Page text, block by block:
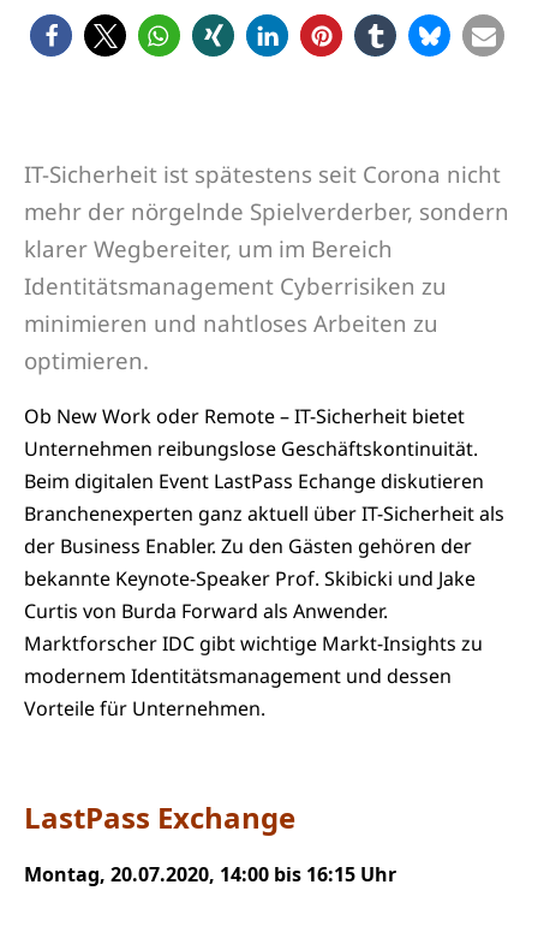
IT-Sicherheit ist spätestens seit Corona nicht
mehr der nörgelnde Spielverderber, sondern
klarer Wegbereiter, um im Bereich
Identitätsmanagement Cyberrisiken zu
minimieren und nahtloses Arbeiten zu
optimieren.
Ob New Work oder Remote – IT-Sicherheit bietet
Unternehmen reibungslose Geschäftskontinuität.
Beim digitalen Event LastPass Echange diskutieren
Branchenexperten ganz aktuell über IT-Sicherheit als
der Business Enabler. Zu den Gästen gehören der
bekannte Keynote-Speaker Prof. Skibicki und Jake
Curtis von Burda Forward als Anwender.
Marktforscher IDC gibt wichtige Markt-Insights zu
modernem Identitätsmanagement und dessen
Vorteile für Unternehmen.
LastPass Exchange
Montag, 20.07.2020, 14:00 bis 16:15 Uhr